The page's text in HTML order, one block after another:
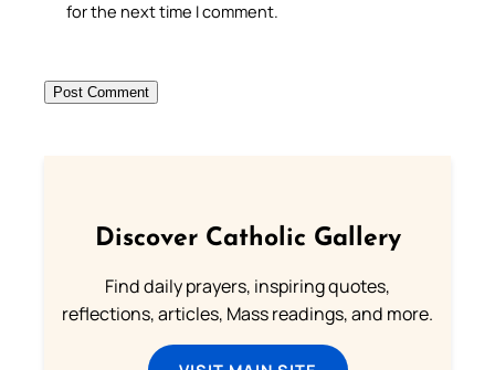
for the next time I comment.
Discover Catholic Gallery
Find daily prayers, inspiring quotes,
reflections, articles, Mass readings, and more.